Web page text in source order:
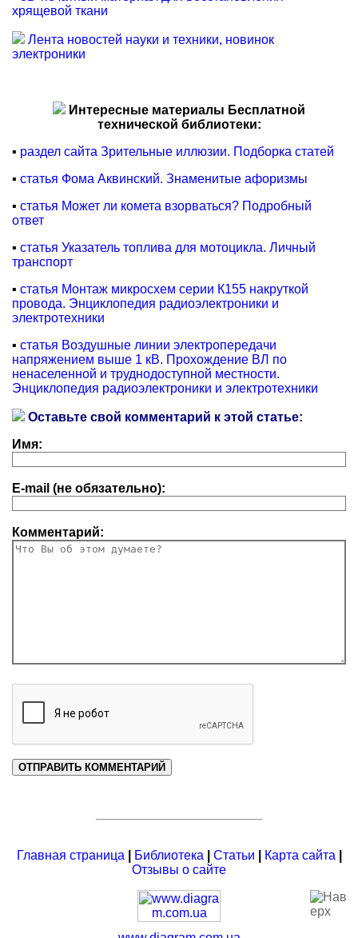
хрящевой ткани
Лента новостей науки и техники, новинок
электроники
Интересные материалы Бесплатной
технической библиотеки:
▪ раздел сайта Зрительные иллюзии. Подборка статей
▪ статья Фома Аквинский. Знаменитые афоризмы
▪ статья Может ли комета взорваться? Подробный
ответ
▪ статья Указатель топлива для мотоцикла. Личный
транспорт
▪ статья Монтаж микросхем серии К155 накруткой
провода. Энциклопедия радиоэлектроники и
электротехники
▪ статья Воздушные линии электропередачи
напряжением выше 1 кВ. Прохождение ВЛ по
ненаселенной и труднодоступной местности.
Энциклопедия радиоэлектроники и электротехники
Оставьте свой комментарий к этой статье:
Имя:
E-mail (не обязательно):
Комментарий:
Главная страница Библиотека Статьи Карта сайта
Отзывы о сайте